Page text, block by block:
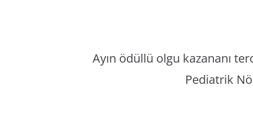
Ayın ödüllü olgu kazananı
Pediatrik